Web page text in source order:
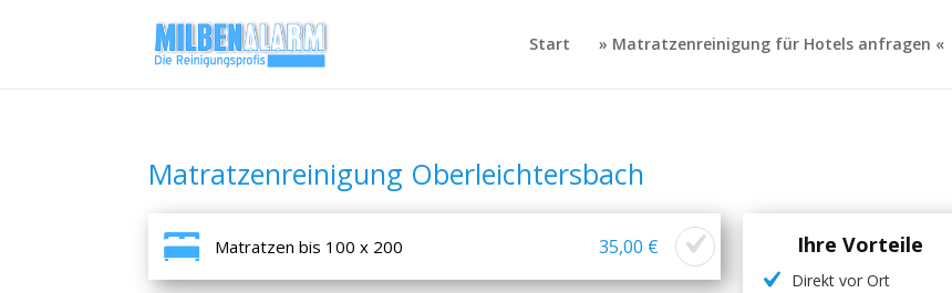
Start » Matratzenreinigung für Hotels anfragen «
Matratzenreinigung Oberleichtersbach
Matratzen bis 100 x 200 35,00 € Ihre Vorteile
Direkt vor Ort